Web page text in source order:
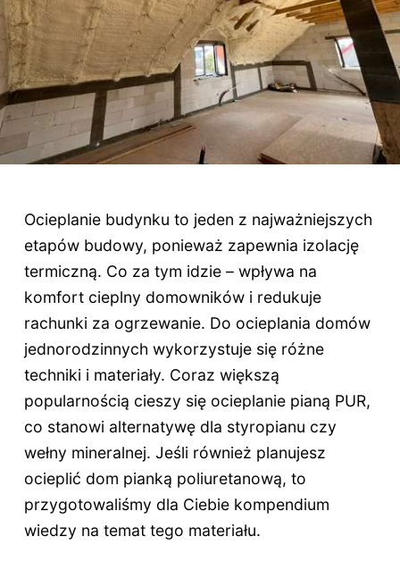
Ocieplanie budynku to jeden z najważniejszych
etapów budowy, ponieważ zapewnia izolację
termiczną. Co za tym idzie – wpływa na
komfort cieplny domowników i redukuje
rachunki za ogrzewanie. Do ocieplania domów
jednorodzinnych wykorzystuje się różne
techniki i materiały. Coraz większą
popularnością cieszy się ocieplanie pianą PUR,
co stanowi alternatywę dla styropianu czy
wełny mineralnej. Jeśli również planujesz
ocieplić dom pianką poliuretanową, to
przygotowaliśmy dla Ciebie kompendium
wiedzy na temat tego materiału.